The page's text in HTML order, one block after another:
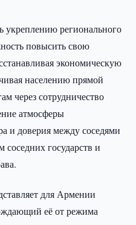
укреплению регионального
повысить свою
экономическую
населению прямой
через сотрудничество
атмосферы
и доверия между соседями
соседних государств и
для Армении
её от режима